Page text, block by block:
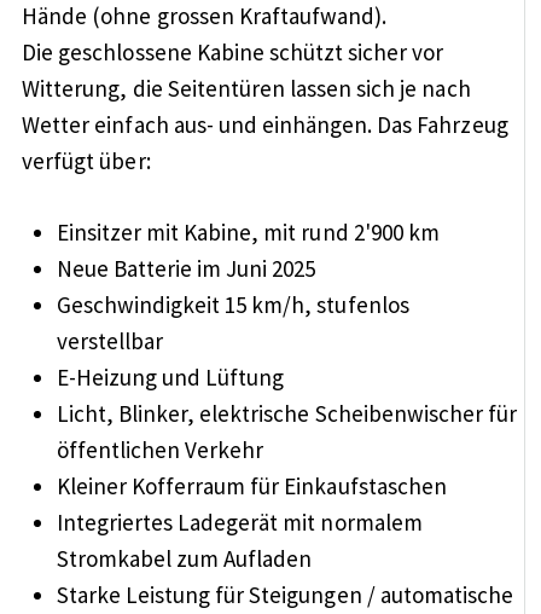
Hände (ohne grossen Kraftaufwand).
Die geschlossene Kabine schützt sicher vor
Witterung, die Seitentüren lassen sich je nach
Wetter einfach aus- und einhängen. Das Fahrzeug
verfügt über:
Einsitzer mit Kabine, mit rund 2'900 km
Neue Batterie im Juni 2025
Geschwindigkeit 15 km/h, stufenlos
verstellbar
E-Heizung und Lüftung
Licht, Blinker, elektrische Scheibenwischer für
öffentlichen Verkehr
Kleiner Kofferraum für Einkaufstaschen
Integriertes Ladegerät mit normalem
Stromkabel zum Aufladen
Starke Leistung für Steigungen / automatische